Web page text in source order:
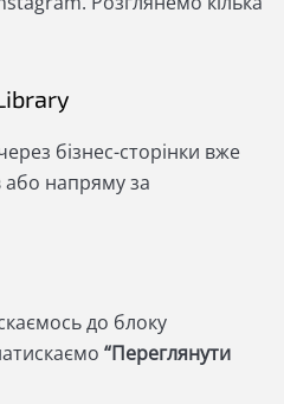
бізнес-сторінки вже
або напряму за
до блоку
“Переглянути